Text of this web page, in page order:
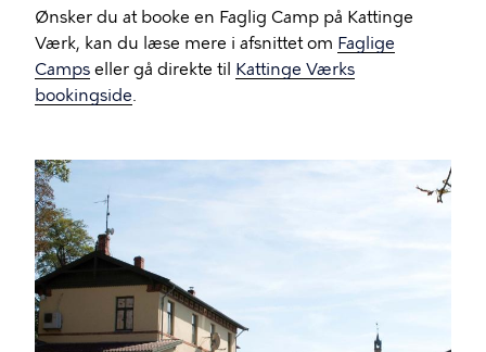
Ønsker du at booke en Faglig Camp på Kattinge
Værk, kan du læse mere i afsnittet om Faglige
Camps eller gå direkte til Kattinge Værks
bookingside.
Billede